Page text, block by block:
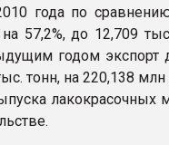
года по
57,2%, до 12,709
годом экспорт
тонн, на 220,138 млн
лакокрасочных